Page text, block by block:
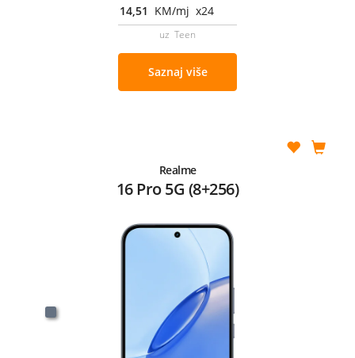
14,51 KM/mj x24
uz Teen
Saznaj više
Realme
16 Pro 5G (8+256)